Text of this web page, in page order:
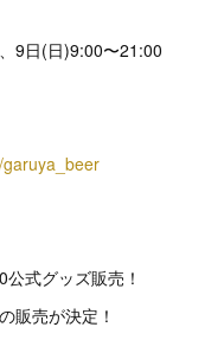
9日(日)9:00〜21:00
式グッズ販売！
販売が決定！